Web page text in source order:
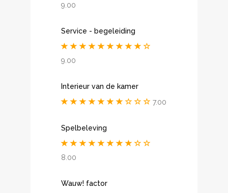
9.00
Service - begeleiding
9.00
Interieur van de kamer
7.00
Spelbeleving
8.00
Wauw! factor